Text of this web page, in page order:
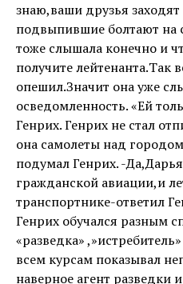
знаю,ваши друзья
подвыпившие болтают на
тоже слышала конечно и
получите лейтенанта.Так
опешил.Значит она уже
осведомленность. «Ей
Генрих. Генрих не стал
она самолеты над
подумал Генрих. -
гражданской авиации,и
транспортнике-ответил
Генрих обучался разным
«разведка»
всем курсам показывал
наверное агент разведки